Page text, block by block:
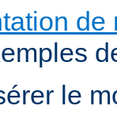
de
le